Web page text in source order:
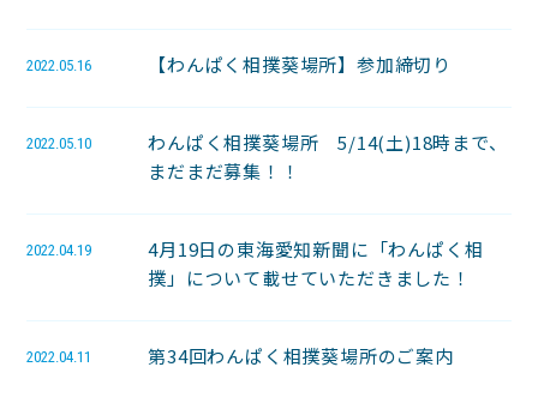
2022.05.16 【わんぱく相撲葵場所】参加締切り
2022.05.10
わんぱく相撲葵場所 5/14(土)18時まで、
まだまだ募集！！
2022.04.19
4月19日の東海愛知新聞に「わんぱく相
撲」について載せていただきました！
2022.04.11 第34回わんぱく相撲葵場所のご案内